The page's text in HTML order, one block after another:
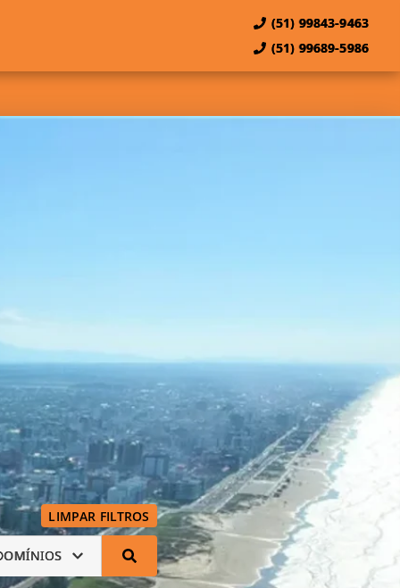
(51) 99843-9463
(51) 99689-5986
LIMPAR FILTROS